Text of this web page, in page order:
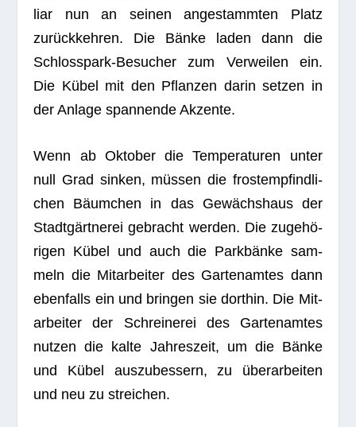
liar nun an sei­nen ange­stamm­ten Platz
zurück­keh­ren. Die Bänke laden dann die
Schloss­park-Besu­cher zum Ver­wei­len ein.
Die Kübel mit den Pflan­zen darin set­zen in
der Anlage span­nende Akzente.
Wenn ab Okto­ber die Tem­pe­ra­tu­ren unter
null Grad sin­ken, müs­sen die frost­emp­find­li­
chen Bäum­chen in das Gewächs­haus der
Stadt­gärt­ne­rei gebracht wer­den. Die zuge­hö­
ri­gen Kübel und auch die Park­bänke sam­
meln die Mit­ar­bei­ter des Gar­ten­am­tes dann
eben­falls ein und brin­gen sie dort­hin. Die Mit­
ar­bei­ter der Schrei­ne­rei des Gar­ten­am­tes
nut­zen die kalte Jah­res­zeit, um die Bänke
und Kübel aus­zu­bes­sern, zu über­ar­bei­ten
und neu zu streichen.